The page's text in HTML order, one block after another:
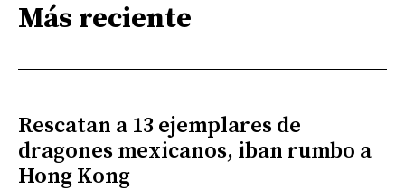
Más reciente
Rescatan a 13 ejemplares de
dragones mexicanos, iban rumbo a
Hong Kong